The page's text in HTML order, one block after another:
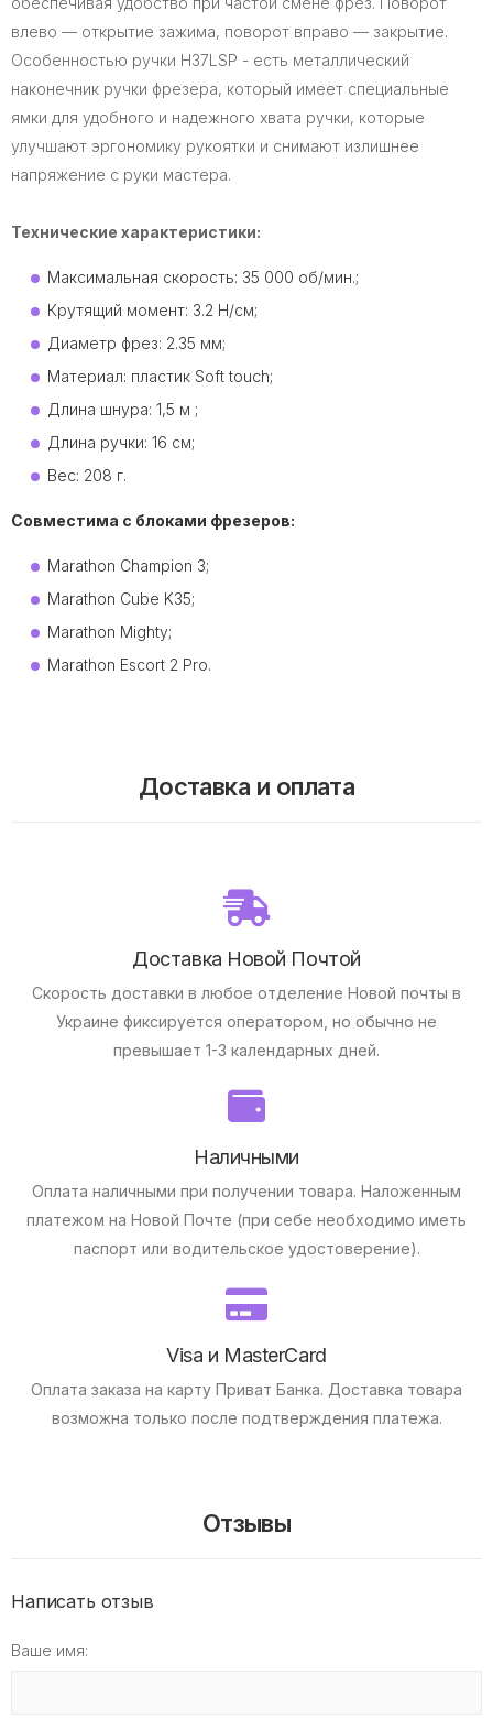
влево — открытие зажима, поворот вправо — закрытие.
Особенностью ручки H37LSP - есть металлический
наконечник ручки фрезера, который имеет специальные
ямки для удобного и надежного хвата ручки, которые
улучшают эргономику рукоятки и снимают излишнее
напряжение с руки мастера.
Технические характеристики:
Максимальная скорость: 35 000 об/мин.;
Крутящий момент: 3.2 Н/см;
Диаметр фрез: 2.35 мм;
Материал: пластик Soft touch;
Длина шнура: 1,5 м ;
Длина ручки: 16 см;
Вес: 208 г.
Совместима с блоками фрезеров:
Marathon Champion 3;
Marathon Cube K35;
Marathon Mighty;
Marathon Escort 2 Pro.
Доставка и оплата
Доставка Новой Почтой
Скорость доставки в любое отделение Новой почты в
Украине фиксируется оператором, но обычно не
превышает 1-3 календарных дней.
Наличными
Оплата наличными при получении товара. Наложенным
платежом на Новой Почте (при себе необходимо иметь
паспорт или водительское удостоверение).
Visa и MasterCard
Оплата заказа на карту Приват Банка. Доставка товара
возможна только после подтверждения платежа.
Отзывы
Написать отзыв
Ваше имя: